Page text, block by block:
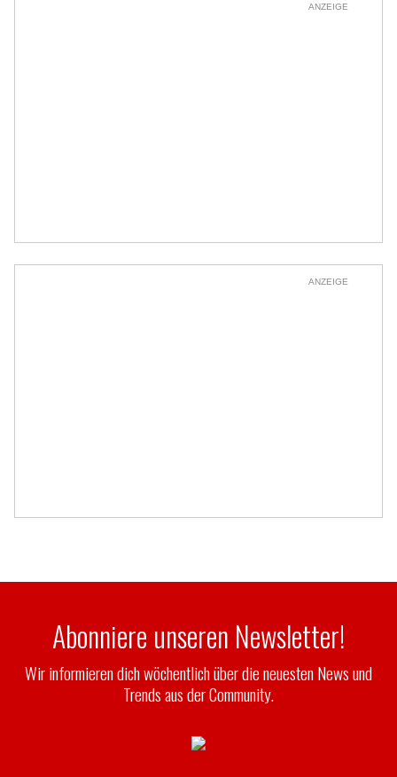
ANZEIGE
ANZEIGE
Abonniere unseren Newsletter!
Wir informieren dich wöchentlich über die neuesten News und
Trends aus der Community.